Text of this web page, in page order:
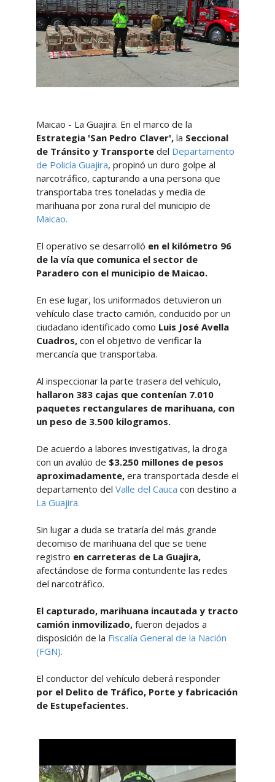
Maicao - La Guajira. En el marco de la
Estrategia 'San Pedro Claver',la Seccional
de Tránsito y Transportedel Departamento
de Policía Guajira, propinó un duro golpe al
narcotráfico, capturando a una persona que
transportaba tres toneladas y media de
marihuana por zona rural del municipio de
Maicao.
El operativo se desarrolló en el kilómetro 96
de la vía que comunica el sector de
Paradero con el municipio de Maicao.
En ese lugar, los uniformados detuvieron un
vehículo clase tracto camión, conducido por un
ciudadano identificado como Luis José Avella
Cuadros, con el objetivo de verificar la
mercancía que transportaba.
Al inspeccionar la parte trasera del vehículo,
hallaron 383 cajas que contenían 7.010
paquetes rectangulares de marihuana, con
un peso de 3.500 kilogramos.
De acuerdo a labores investigativas, la droga
con un avalúo de $3.250 millones de pesos
aproximadamente,era transportada desde el
departamento del Valle del Cauca con destino a
La Guajira.
Sin lugar a duda se trataría del más grande
decomiso de marihuana del que se tiene
registro en carreteras de La Guajira,
afectándose de forma contundente las redes
del narcotráfico.
El capturado, marihuana incautada y tracto
camión inmovilizado,fueron dejados a
disposición de la Fiscalía General de la Nación
(FGN).
El conductor del vehículo deberá responder
por el Delito de Tráfico, Porte y fabricación
de Estupefacientes.